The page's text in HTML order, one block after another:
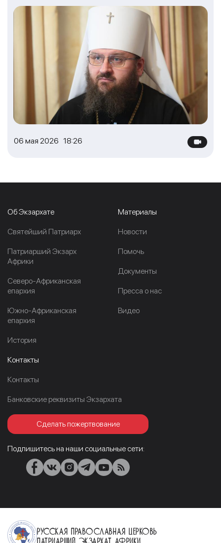
06 мая 2026 18:26
Об Экзархате
Cвятейший Патриарх
Патриарший Экзарх
Африки
Северо-Африканская
епархия
Южно-Африканская
епархия
История
Материалы
Новости
Помочь
Документы
Пресса о нас
Видео
Контакты
Контакты
Банковские реквизиты Экзархата
Сделать пожертвование
Подпишитесь на наши социальные сети:
Русская Православная Церковь
Патриарший Экзархат Африки